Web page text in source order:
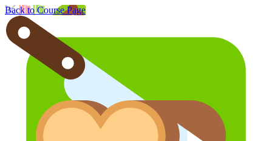
Back to Course Page